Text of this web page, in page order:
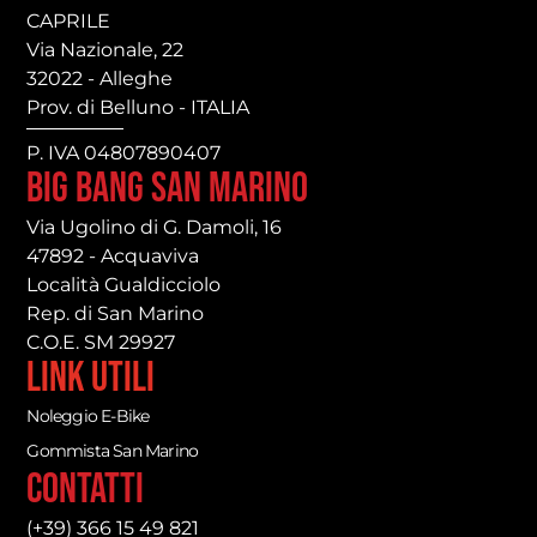
CAPRILE
Via Nazionale, 22
32022 - Alleghe
Prov. di Belluno - ITALIA
P. IVA 04807890407
Big Bang San Marino
Via Ugolino di G. Damoli, 16
47892 - Acquaviva
Località Gualdicciolo
Rep. di San Marino
C.O.E. SM 29927
Link utili
Noleggio E-Bike
Gommista San Marino
Contatti
(+39) 366 15 49 821